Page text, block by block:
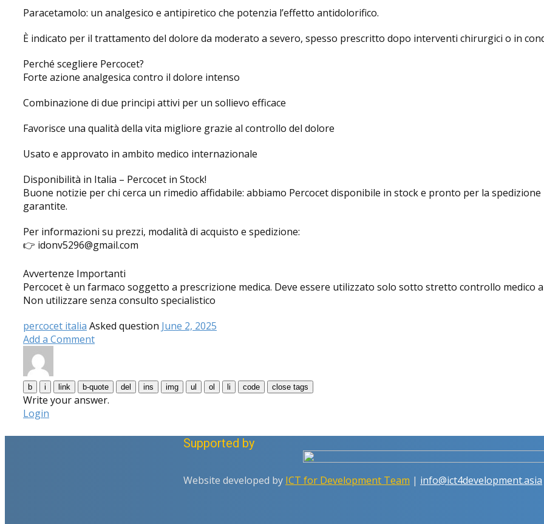
Paracetamolo: un analgesico e antipiretico che potenzia l’effetto antidolorifico.
È indicato per il trattamento del dolore da moderato a severo, spesso prescritto dopo interventi chirurgici o in
Perché scegliere Percocet?
Forte azione analgesica contro il dolore intenso
Combinazione di due principi attivi per un sollievo efficace
Favorisce una qualità della vita migliore grazie al controllo del dolore
Usato e approvato in ambito medico internazionale
Disponibilità in Italia – Percocet in Stock!
Buone notizie per chi cerca un rimedio affidabile: abbiamo Percocet disponibile in stock e pronto per la
garantite.
Per informazioni su prezzi, modalità di acquisto e spedizione:
👉 idonv5296@gmail.com
Avvertenze Importanti
Percocet è un farmaco soggetto a prescrizione medica. Deve essere utilizzato solo sotto stretto controllo medico
Non utilizzare senza consulto specialistico
percocet italia Asked question June 2, 2025
Add a Comment
Write your answer.
Login
Supported by
Website developed by ICT for Development Team | info@ict4development.asia